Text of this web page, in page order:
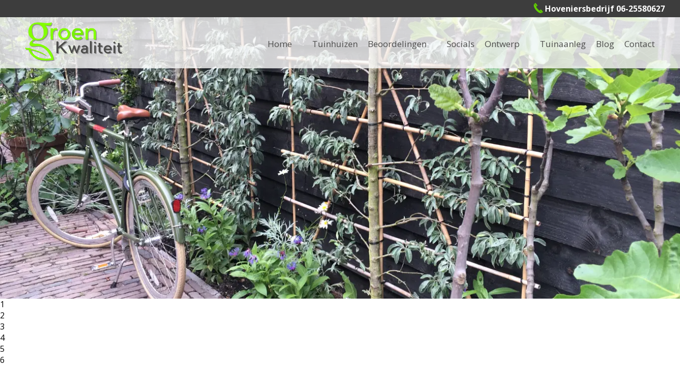
Hoveniersbedrijf 06-25580627
Home Tuinhuizen Beoordelingen Socials Ontwerp Tuinaanleg Blog Contact
1
2
3
4
5
6